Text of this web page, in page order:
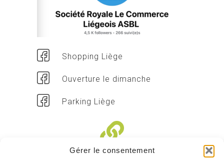
Gérer le consentement
Shopping Liège
Ouverture le dimanche
Parking Liège